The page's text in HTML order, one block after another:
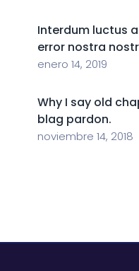
Interdum luctus
error nostra
enero 14, 2019
Why I say old
blag pardon.
noviembre 14, 2018